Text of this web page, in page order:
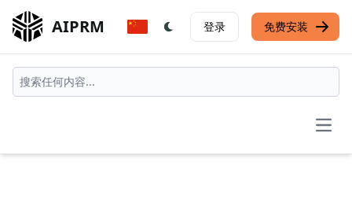
AIPRM 登录 免费安装